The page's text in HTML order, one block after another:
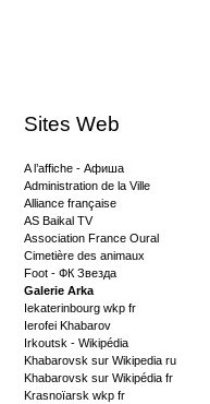
Sites Web
A l’affiche - Афиша
Administration de la Ville
Alliance française
AS Baikal TV
Association France Oural
Cimetière des animaux
Foot - ФК Звезда
Galerie Arka
Iekaterinbourg wkp fr
Ierofei Khabarov
Irkoutsk - Wikipédia
Khabarovsk sur Wikipedia ru
Khabarovsk sur Wikipédia fr
Krasnoïarsk wkp fr